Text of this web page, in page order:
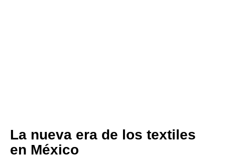
La nueva era de los textiles
en México